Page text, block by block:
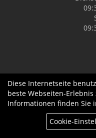
Diese Internetseite
beste Webseiten-
Informationen finden Sie
Cookie-